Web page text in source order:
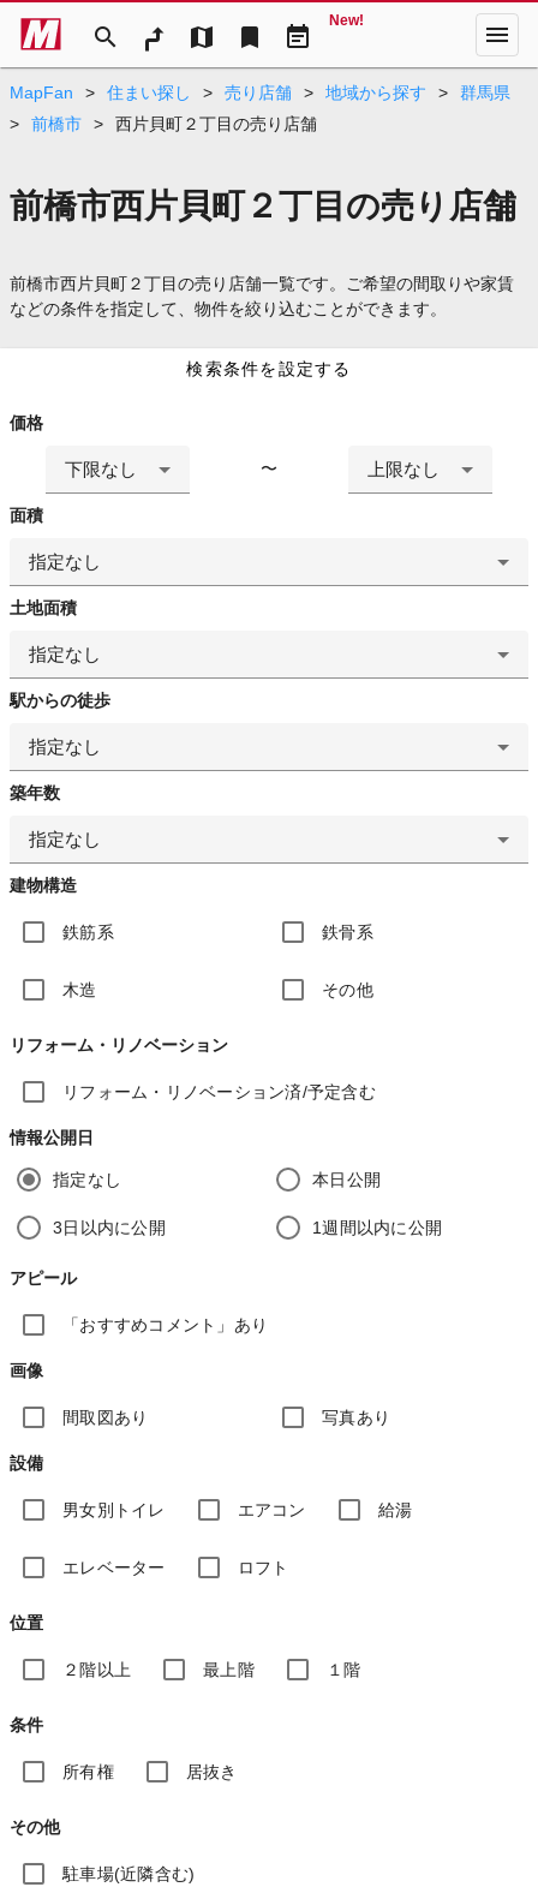
search map bookmark event_note
New! menu
MapFan > 住まい探し > 売り店舗 > 地域から探す >
群馬県
>
前橋市 > 西片貝町２丁目の売り店舗
前橋市西片貝町２丁目の売り店舗
前橋市西片貝町２丁目の売り店舗一覧です。ご希望の間取りや家賃
などの条件を指定して、物件を絞り込むことができます。
検索条件を設定する
価格
下限なし 〜 上限なし
面積
指定なし
土地面積
指定なし
駅からの徒歩
指定なし
築年数
指定なし
建物構造
鉄筋系 鉄骨系
木造 その他
リフォーム・リノベーション
リフォーム・リノベーション済/予定含む
情報公開日
指定なし 本日公開
3日以内に公開 1週間以内に公開
アピール
「おすすめコメント」あり
画像
間取図あり 写真あり
設備
男女別トイレ エアコン 給湯
エレベーター ロフト
位置
２階以上 最上階 １階
条件
所有権 居抜き
その他
駐車場(近隣含む)